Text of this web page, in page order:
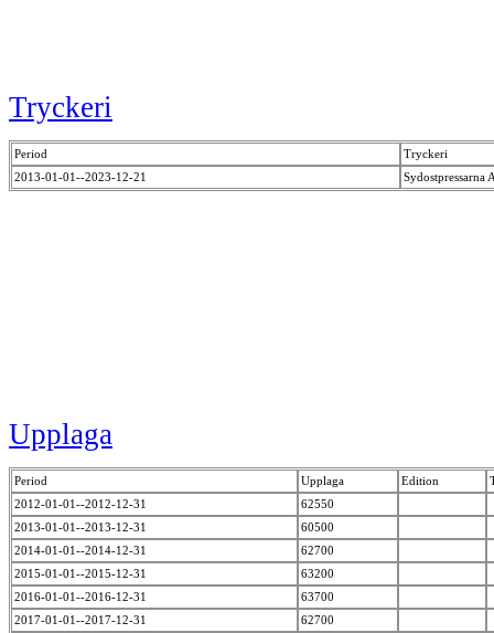
Tryckeri
Period
Tryckeri
2013-01-01--2023-12-21
Sydostpressarna
Upplaga
Period Upplaga Edition
2012-01-01--2012-12-31
62550
2013-01-01--2013-12-31
60500
2014-01-01--2014-12-31
62700
2015-01-01--2015-12-31
63200
2016-01-01--2016-12-31
63700
2017-01-01--2017-12-31
62700